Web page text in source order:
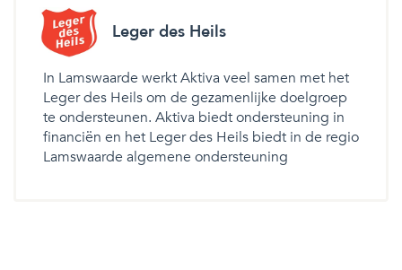
Leger des Heils
In Lamswaarde werkt Aktiva veel samen met het
Leger des Heils om de gezamenlijke doelgroep
te ondersteunen. Aktiva biedt ondersteuning in
financiën en het Leger des Heils biedt in de regio
Lamswaarde algemene ondersteuning